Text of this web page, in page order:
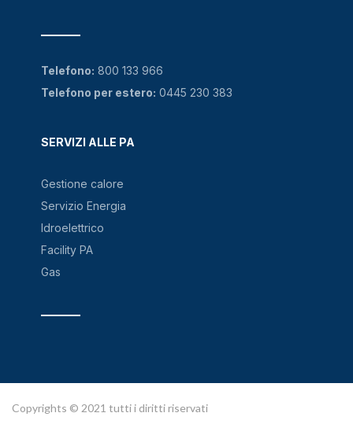
SERVIZI ALLE PA
Gestione calore
Servizio Energia
Idroelettrico
Facility PA
Gas
Telefono: 800 133 966
Telefono per estero: 0445 230 383
Copyrights © 2021 tutti i diritti riservati